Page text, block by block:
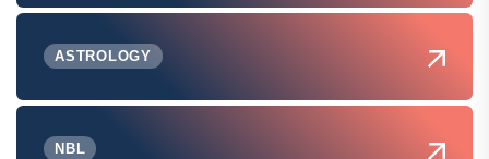
ASTROLOGY
NBL